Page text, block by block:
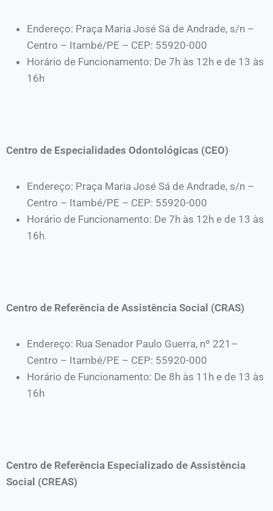
Endereço: Praça Maria José Sá de Andrade, s/n –
Centro – Itambé/PE – CEP: 55920-000
Horário de Funcionamento: De 7h às 12h e de 13 às
16h
Centro de Especialidades Odontológicas (CEO)
Endereço: Praça Maria José Sá de Andrade, s/n –
Centro – Itambé/PE – CEP: 55920-000
Horário de Funcionamento: De 7h às 12h e de 13 às
16h
Centro de Referência de Assistência Social (CRAS)
Endereço: Rua Senador Paulo Guerra, nº 221–
Centro – Itambé/PE – CEP: 55920-000
Horário de Funcionamento: De 8h às 11h e de 13 às
16h
Centro de Referência Especializado de Assistência
Social (CREAS)